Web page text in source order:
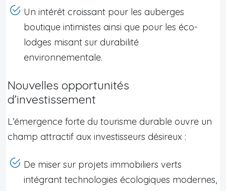
Un intérêt croissant pour les auberges
boutique intimistes ainsi que pour les éco-
lodges misant sur durabilité
environnementale.
Nouvelles opportunités
d’investissement
L’émergence forte du tourisme durable ouvre un
champ attractif aux investisseurs désireux :
De miser sur projets immobiliers verts
intégrant technologies écologiques modernes,